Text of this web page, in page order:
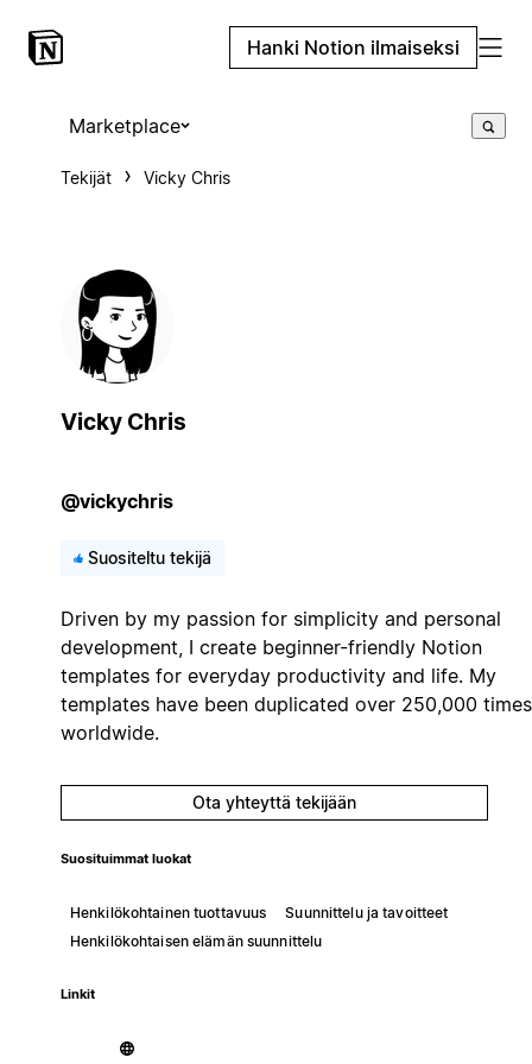
Hanki Notion ilmaiseksi
Marketplace
Tekijät Vicky Chris
Vicky Chris
@vickychris
Suositeltu tekijä
Driven by my passion for simplicity and personal
development, I create beginner-friendly Notion
templates for everyday productivity and life. My
templates have been duplicated over 250,000 times
worldwide.
Ota yhteyttä tekijään
Suosituimmat luokat
Henkilökohtainen tuottavuus
Suunnittelu ja tavoitteet
Henkilökohtaisen elämän suunnittelu
Linkit